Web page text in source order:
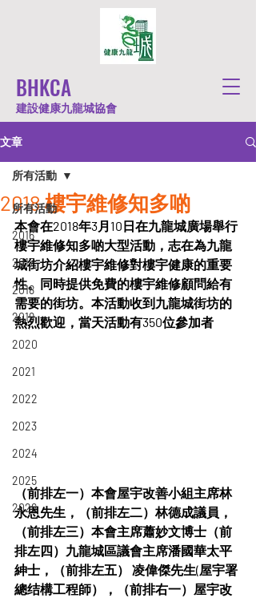
BHKCA
建設健康九龍城協會
文章
所有活動
2016
2017
2018
2019
2020
2021
2022
2023
2024
2025
2026
所有活動
2018 樓宇維修知多啲
本會在2018年3月10日在九龍城廣場舉行
樓宇維修知多啲大型活動，志在為九龍
城街坊介紹樓宇維修對樓宇健康的重要
性。同時提供免費的樓宇維修顧問給有
需要的街坊。本活動收到九龍城街坊的
熱烈歡迎，當天活動有350位參加者
（前排左一）本會屋宇改善小組主席林
永恩先生，（前排左二）林德成議員，
（前排左三）本會主席蕭妙文博士（前
排左四）九龍城區議會主席潘國華太平
紳士，（前排左五） 凌偉傑先生(屋宇署
總结構工程師），（前排右一）屋宇改